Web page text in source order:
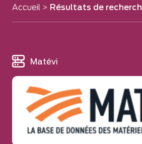
Accueil > Résultats de
Matévi